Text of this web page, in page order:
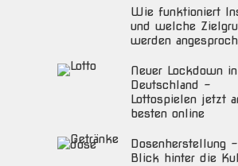
Wie funktioniert
und welche
werden
Neuer Lockdown in
Deutschland –
Lottospielen jetzt
besten online
Dosenherstellung
Blick hinter die